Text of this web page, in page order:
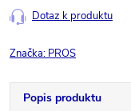
Dotaz k produktu
Značka: PROS
Popis produktu